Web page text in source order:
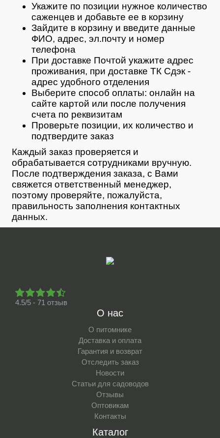
Укажите по позиции нужное количество
саженцев и добавьте ее в корзину
Зайдите в корзину и введите данные
ФИО, адрес, эл.почту и номер
телефона
При доставке Почтой укажите адрес
проживания, при доставке ТК Сдэк -
адрес удобного отделения
Выберите способ оплаты: онлайн на
сайте картой или после получения
счета по реквизитам
Проверьте позиции, их количество и
подтвердите заказ
Каждый заказ проверяется и
обрабатывается сотрудниками вручную.
После подтверждения заказа, с Вами
свяжется ответственный менеджер,
поэтому проверяйте, пожалуйста,
правильность заполнения контактных
данных.
4.5/5 - 71 отзыв
О нас
О питомнике
Доставка и оплата
Гарантия и возврат
Отследить заказ
Новости
Статьи для садоводов
Отзывы
Оптовикам
Контакты
Каталог